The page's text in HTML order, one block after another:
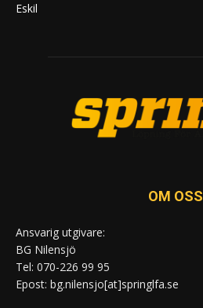
Eskil
OM OSS
Ansvarig utgivare:
BG Nilensjö
Tel: 070-226 99 95
Epost: bg.nilensjo[at]springlfa.se